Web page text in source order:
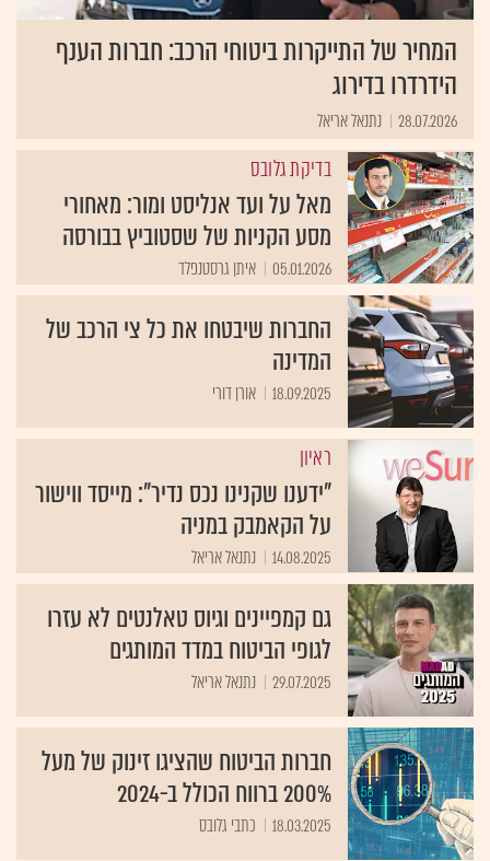
המחיר של התייקרות ביטוחי הרכב: חברות הענף
הידרדרו בדירוג
28.07.2026 נתנאל אריאל
בדיקת גלובס
מאל על ועד אנליסט ומור: מאחורי
מסע הקניות של שסטוביץ בבורסה
05.01.2026 איתן גרסטנפלד
החברות שיבטחו את כל צי הרכב של
המדינה
18.09.2025 אורן דורי
ראיון
"ידענו שקנינו נכס נדיר": מייסד ווישור
על הקאמבק במניה
14.08.2025 נתנאל אריאל
גם קמפיינים וגיוס טאלנטים לא עזרו
לגופי הביטוח במדד המותגים
29.07.2025 נתנאל אריאל
חברות הביטוח שהציגו זינוק של מעל
200% ברווח הכולל ב-2024
18.03.2025 כתבי גלובס